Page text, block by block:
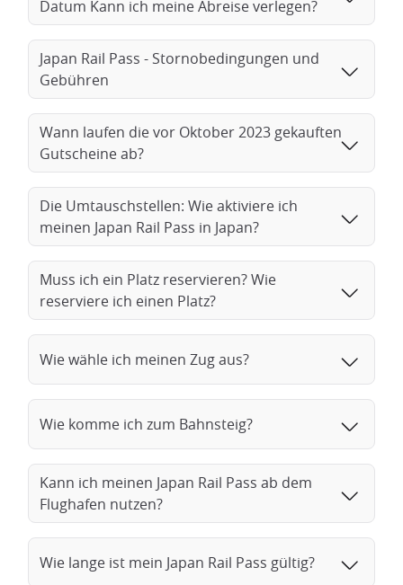
Datum Kann ich meine Abreise verlegen?
Japan Rail Pass - Stornobedingungen und
Gebühren
Wann laufen die vor Oktober 2023 gekauften
Gutscheine ab?
Die Umtauschstellen: Wie aktiviere ich
meinen Japan Rail Pass in Japan?
Muss ich ein Platz reservieren? Wie
reserviere ich einen Platz?
Wie wähle ich meinen Zug aus?
Wie komme ich zum Bahnsteig?
Kann ich meinen Japan Rail Pass ab dem
Flughafen nutzen?
Wie lange ist mein Japan Rail Pass gültig?